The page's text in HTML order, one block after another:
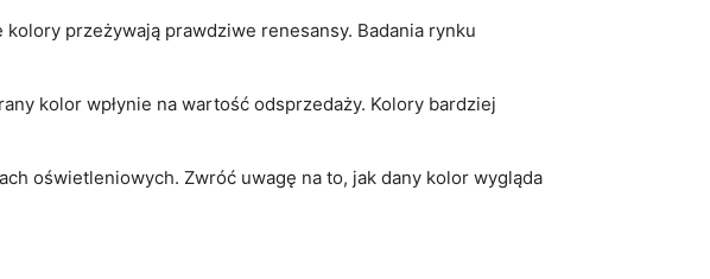
przeżywają prawdziwe renesansy. Badania rynku
kolor wpłynie na wartość odsprzedaży. Kolory bardziej
oświetleniowych. Zwróć uwagę na to, jak dany kolor wygląda